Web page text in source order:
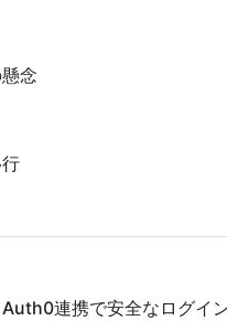
念
連携で安全なログイ